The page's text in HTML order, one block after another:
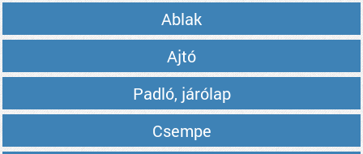
Ablak
Ajtó
Padló, járólap
Csempe